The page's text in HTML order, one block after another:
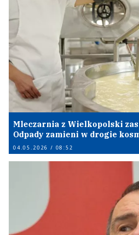
Mleczarnia z Wielkopolski
Odpady zamieni w drogie
04.05.2026 / 08:52